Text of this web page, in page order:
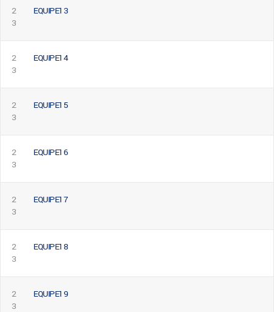
2
3
EQUIPE13
2
3
EQUIPE14
2
3
EQUIPE15
2
3
EQUIPE16
2
3
EQUIPE17
2
3
EQUIPE18
2
3
EQUIPE19